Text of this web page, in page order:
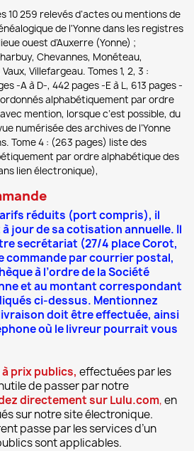
10 259 relevés d’actes ou mentions de
de l'Yonne dans les registres
ouest d’Auxerre (Yonne) ;
Chevannes, Monéteau,
Villefargeau. Tomes 1, 2, 3 :
-A à D-, 442 pages -E à L, 613 pages -
alphabétiquement par ordre
mention, lorsque c’est possible, du
numérisée des archives de l’Yonne
Tome 4 : (263 pages) liste des
par ordre alphabétique des
lien électronique),
réduits (port compris), il
jour de sa cotisation annuelle. Il
secrétariat (27/4 place Corot,
commande par courrier postal,
à l’ordre de la Société
et au montant correspondant
ci-dessus. Mentionnez
doit être effectuée, ainsi
où le livreur pourrait vous
prix publics, effectuées par les
de passer par notre
directement sur Lulu.com,en
sur notre site électronique.
passe par les services d’un
sont applicables.